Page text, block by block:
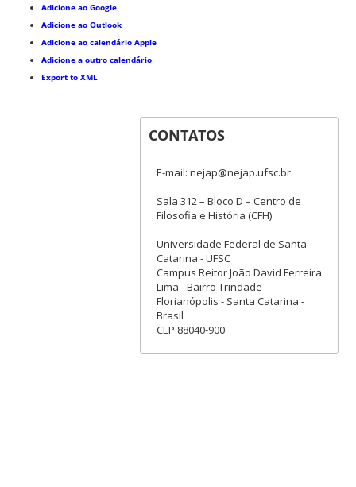
Adicione ao Google
Adicione ao Outlook
Adicione ao calendário Apple
Adicione a outro calendário
Export to XML
CONTATOS
E-mail: nejap@nejap.ufsc.br
Sala 312 – Bloco D – Centro de
Filosofia e História (CFH)
Universidade Federal de Santa
Catarina - UFSC
Campus Reitor João David Ferreira
Lima - Bairro Trindade
Florianópolis - Santa Catarina -
Brasil
CEP 88040-900